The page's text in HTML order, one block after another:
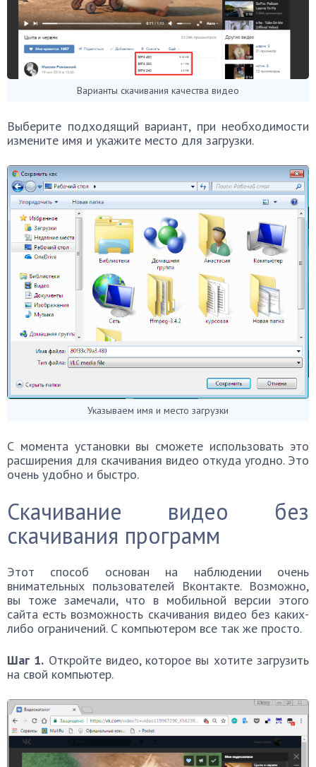
Варианты скачивания качества видео
Выберите подходящий вариант, при необходимости
измените имя и укажите место для загрузки.
Указываем имя и место загрузки
С момента установки вы сможете использовать это
расширения для скачивания видео откуда угодно. Это
очень удобно и быстро.
Скачивание видео без
скачивания программ
Этот способ основан на наблюдении очень
внимательных пользователей Вконтакте. Возможно,
вы тоже замечали, что в мобильной версии этого
сайта есть возможность скачивания видео без каких-
либо ограничений. С компьютером все так же просто.
Шаг 1. Откройте видео, которое вы хотите загрузить
на свой компьютер.